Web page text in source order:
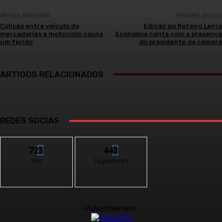
ARTIGO ANTERIOR
Colisão entre veículo de
mercadorias e motociclo causa
um ferido
PRÓXIMO ARTIGO
Edição do Roteiro Leiria
Economia conta com a presença
do presidente da câmara
ARTIGOS RELACIONADOS
REDES SOCIAS
723
Fãs
443
Seguidores
- Advertisement -